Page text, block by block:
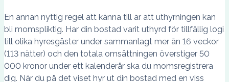
En annan nyttig regel att känna till är att uthyrningen kan
bli momspliktig. Har din bostad varit uthyrd för tillfällig logi
till olika hyresgäster under sammanlagt mer än 16 veckor
(113 nätter) och den totala omsättningen överstiger 50
000 kronor under ett kalenderår ska du momsregistrera
dig. När du på det viset hyr ut din bostad med en viss